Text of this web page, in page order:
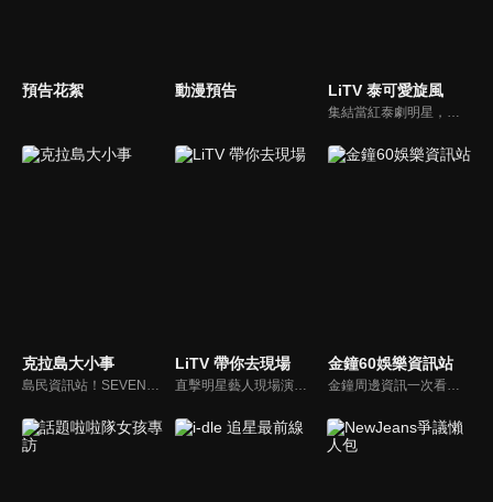
預告花絮 動漫預告 LiTV 泰可愛旋風
克拉島大小事
島民資訊站！SEVENTEEN近期資訊報你知
LiTV 帶你去現場
直擊明星藝人現場演出，體驗當下火熱氣氛
金鐘60娛樂資訊站
金鐘周邊資訊一次看，一起預測金鐘得主！